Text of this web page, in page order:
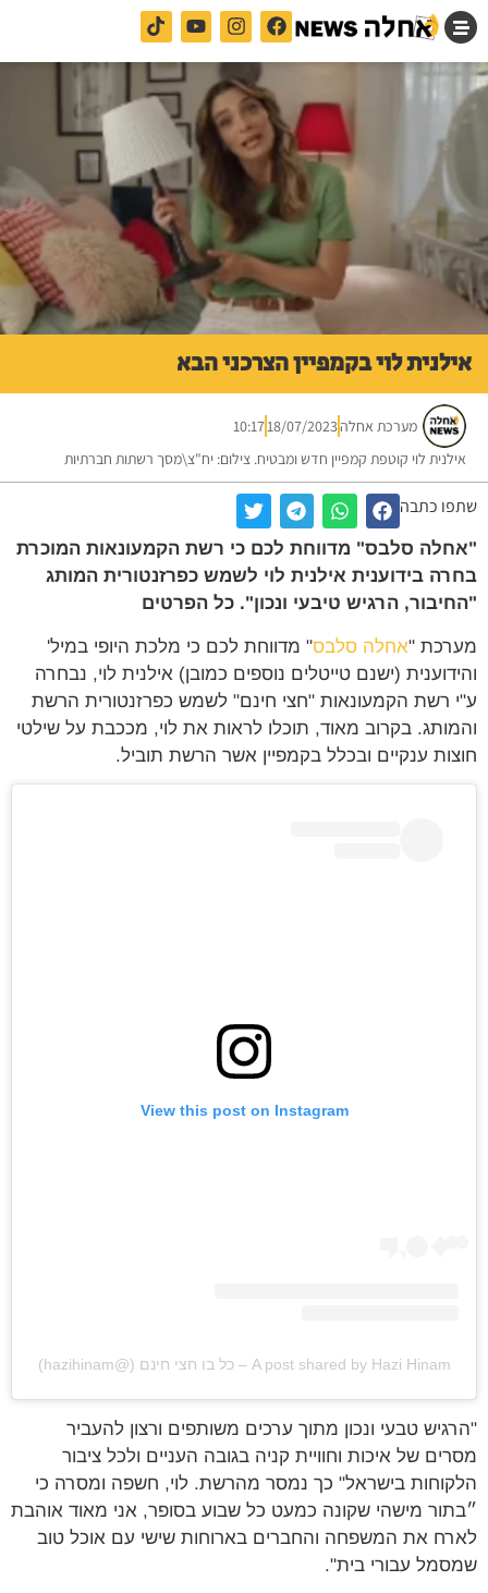
אילנית לוי בקמפיין הצרכני הבא
מערכת אחלה18/07/2023
10:17
אילנית לוי קוטפת קמפיין חדש ומבטיח. צילום: יח"צ\מסך רשתות חברתיות
שתפו כתבה
"אחלה סלבס" מדווחת לכם כי רשת הקמעונאות המוכרת
בחרה בידוענית אילנית לוי לשמש כפרזנטורית המותג
"החיבור, הרגיש טיבעי ונכון". כל הפרטים
מערכת "אחלה סלבס" מדווחת לכם כי מלכת היופי במיל'
והידוענית (ישנם טייטלים נוספים כמובן) אילנית לוי, נבחרה
ע"י רשת הקמעונאות "חצי חינם" לשמש כפרזנטורית הרשת
והמותג. בקרוב מאוד, תוכלו לראות את לוי, מככבת על שילטי
חוצות ענקיים ובכלל בקמפיין אשר הרשת תוביל.
View this post on Instagram
A post shared by Hazi Hinam – כל בו חצי חינם (@hazihinam)
"הרגיש טבעי ונכון מתוך ערכים משותפים ורצון להעביר
מסרים של איכות וחוויית קניה בגובה העניים ולכל ציבור
הלקוחות בישראל" כך נמסר מהרשת. לוי, חשפה ומסרה כי
״בתור מישהי שקונה כמעט כל שבוע בסופר, אני מאוד אוהבת
לארח את המשפחה והחברים בארוחות שישי עם אוכל טוב
שמסמל עבורי בית".